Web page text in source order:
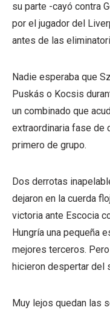
su parte -cayó contra
por el jugador del
antes de las
Nadie esperaba que
Puskás o Kocsis
un combinado que
extraordinaria fase de
primero de grupo.
Dos derrotas
dejaron en la cuerda
victoria ante Escocia
Hungría una pequeña
mejores terceros.
hicieron despertar del
Muy lejos quedan las